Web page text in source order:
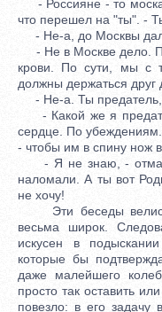
- Россияне - то
что перешел на "ты". -
- Не-а, до Москвы
- Не в Москве дело.
крови. По сути, мы с
должны держаться друг
- Не-а. Ты предатель,
- Какой же я
сердце. По
- чтобы им в спину нож
- Я не знаю, -
наломали. А ты вот
не хочу!
Эти беседы велись
весьма широк.
искусен в
которые бы
даже малейшего
просто так оставить
повезло: в его задачу